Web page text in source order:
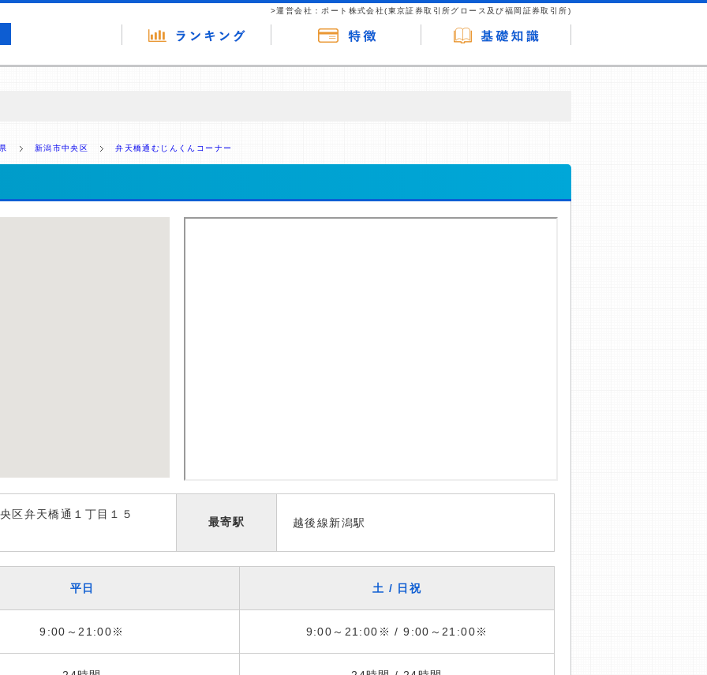
>運営会社：ポート株式会社(東京証券取引所グロース及び福岡証券取引所)
供を行っています。
新潟市中央区 弁天橋通むじんくんコーナー
区弁天橋通１丁目１５
最寄駅 越後線新潟駅
平日 土 / 日祝
9:00～21:00※ 9:00～21:00※ / 9:00～21:00※